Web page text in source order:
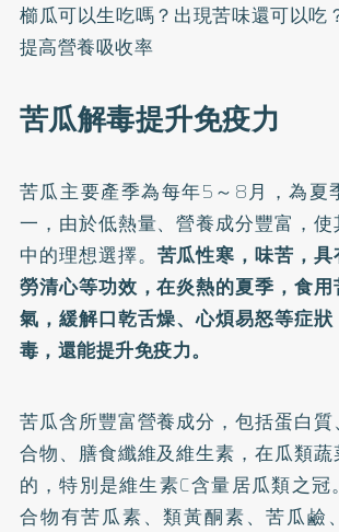
櫛瓜可以生吃嗎？出現苦味還可以吃
提高營養吸收率
苦瓜解毒提升免疫力
苦瓜主要產季為每年5～8月，為夏
一，由於低熱量、營養成分豐富，
中的理想選擇。 苦瓜性寒，味苦，
勞清心等功效，在炎熱的夏季，食
氣，緩解口乾舌燥、心煩易怒等症
毒，還能提升免疫力。
苦瓜含所豐富營養成分，包括蛋白
合物、膳食纖維及維生素，在瓜類
的，特別是維生素C含量居瓜類之
合物有苦瓜素、類黃酮素、苦瓜鹼